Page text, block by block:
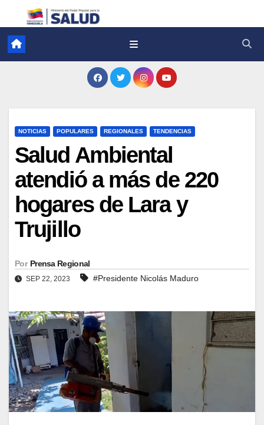
NOTICIAS POPULARES REGIONALES TENDENCIAS
Salud Ambiental
atendió a más de 220
hogares de Lara y
Trujillo
Por Prensa Regional
SEP 22, 2023 #Presidente Nicolás Maduro